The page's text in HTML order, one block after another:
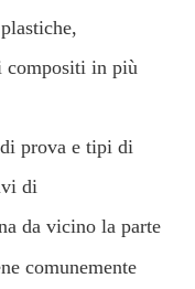
compositi in più
prova e tipi di
di
da vicino la parte
comunemente